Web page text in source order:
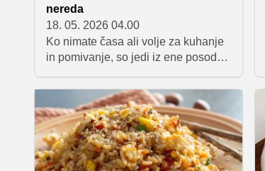
nereda
18. 05. 2026 04.00
Ko nimate časa ali volje za kuhanje
in pomivanje, so jedi iz ene posode
okusnih in nasitnih idej, ki zahtevajo
malo dela, po kuhanju pa vaša
kuhinja tudi ne bo polna nereda.